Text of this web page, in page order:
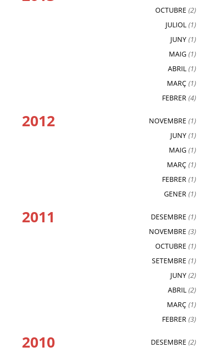
OCTUBRE (2)
JULIOL (1)
JUNY (1)
MAIG (1)
ABRIL (1)
MARÇ (1)
FEBRER (4)
2012 NOVEMBRE (1)
JUNY (1)
MAIG (1)
MARÇ (1)
FEBRER (1)
GENER (1)
2011 DESEMBRE (1)
NOVEMBRE (3)
OCTUBRE (1)
SETEMBRE (1)
JUNY (2)
ABRIL (2)
MARÇ (1)
FEBRER (3)
2010 DESEMBRE (2)